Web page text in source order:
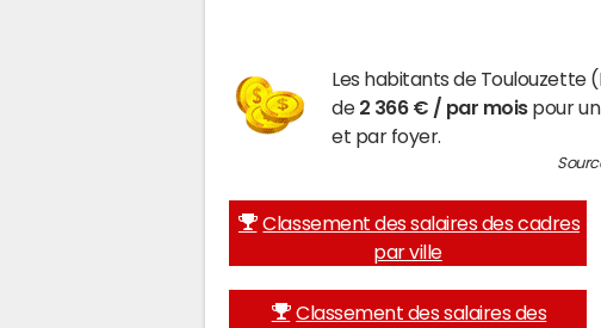
Les habitants de Toulouzette
de 2 366 € / par moispour un
et par foyer.
Classement des salaires des cadres
par ville
Classement des salaires des